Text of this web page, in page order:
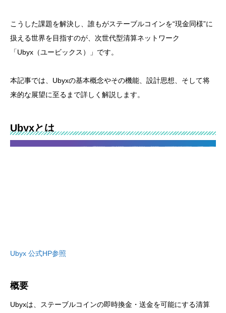
こうした課題を解決し、誰もがステーブルコインを“現金同様”に
扱える世界を目指すのが、次世代型清算ネットワーク
「Ubyx（ユービックス）」です。
本記事では、Ubyxの基本概念やその機能、設計思想、そして将
来的な展望に至るまで詳しく解説します。
Ubyxとは
Ubyx 公式HP参照
概要
Ubyxは、ステーブルコインの即時換金・送金を可能にする清算